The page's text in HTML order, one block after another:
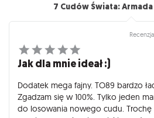
7 Cudów Świata:
Jak dla mnie ideał :)
Dodatek mega fajny. TO89 bardzo
Zgadzam się w 100%. Tylko jeden
do losowania nowego cudu. Trochę